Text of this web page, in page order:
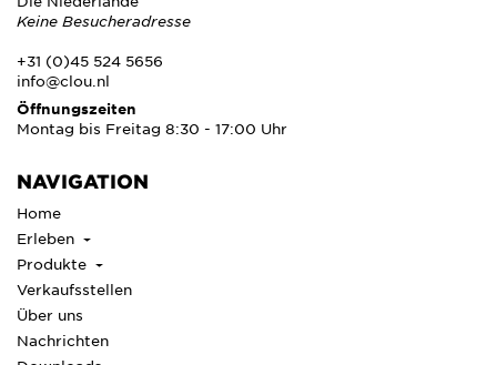
Keine Besucheradresse
+31 (0)45 524 5656
info@clou.nl
Öffnungszeiten
Montag bis Freitag 8:30 - 17:00 Uhr
NAVIGATION
Home
Erleben
Produkte
Verkaufsstellen
Über uns
Nachrichten